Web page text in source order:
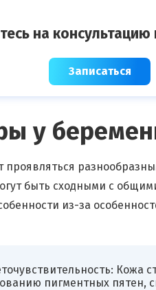
на консультацию
Записаться
у
быть сходными с
из-за
Кожа
пигментных пятен,